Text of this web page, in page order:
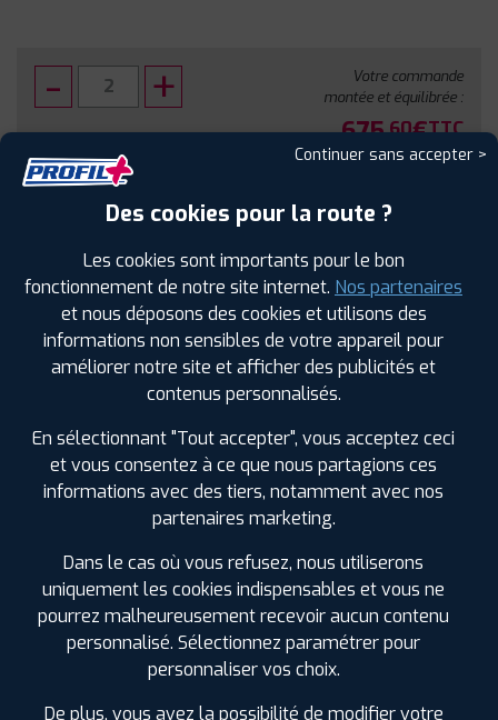
Votre commande
montée et équilibrée :
675.60€TTC
SPÉCIFICATIONS AVIS CLIENTS ÉTIQUETAGE
Étiquetage
Continuer sans accepter >
Des cookies pour la route ?
Les cookies sont importants pour le bon
fonctionnement de notre site internet. Nos partenaires
et nous déposons des cookies et utilisons des
informations non sensibles de votre appareil pour
améliorer notre site et afficher des publicités et
contenus personnalisés.
En sélectionnant "Tout accepter", vous acceptez ceci
et vous consentez à ce que nous partagions ces
informations avec des tiers, notamment avec nos
partenaires marketing.
Dans le cas où vous refusez, nous utiliserons
uniquement les cookies indispensables et vous ne
pourrez malheureusement recevoir aucun contenu
personnalisé. Sélectionnez paramétrer pour
personnaliser vos choix.
De plus, vous avez la possibilité de modifier votre